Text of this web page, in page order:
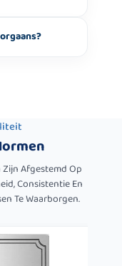
Afgestemd Op
Consistentie En
Te Waarborgen.